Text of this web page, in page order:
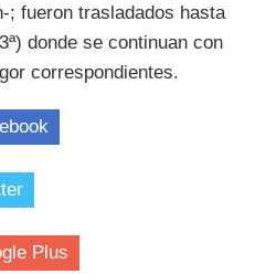
; fueron trasladados hasta
donde se continuan con
correspondientes.
Plus